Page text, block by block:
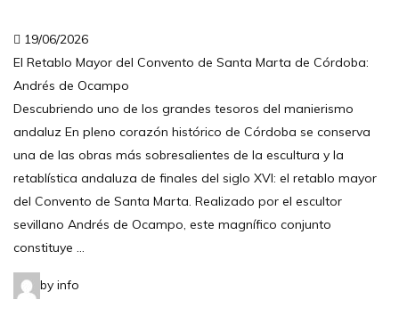
19/06/2026
El Retablo Mayor del Convento de Santa Marta de Córdoba:
Andrés de Ocampo
Descubriendo uno de los grandes tesoros del manierismo
andaluz En pleno corazón histórico de Córdoba se conserva
una de las obras más sobresalientes de la escultura y la
retablística andaluza de finales del siglo XVI: el retablo mayor
del Convento de Santa Marta. Realizado por el escultor
sevillano Andrés de Ocampo, este magnífico conjunto
constituye …
by info